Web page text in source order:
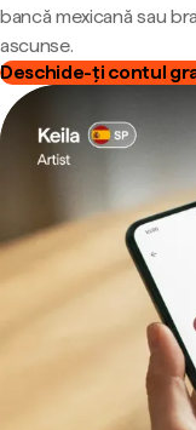
bancă mexicană sau
ascunse.
Deschide-ți contul